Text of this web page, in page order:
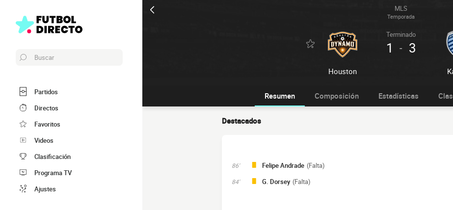
MLS
Temporada
Houston
Terminado
1 - 3
Buscar
Partidos
Directos
Favoritos
Videos
Clasificación
Programa TV
Ajustes
Resumen Composición Estadísticas
Destacados
86' Felipe Andrade (Falta)
84' G. Dorsey (Falta)